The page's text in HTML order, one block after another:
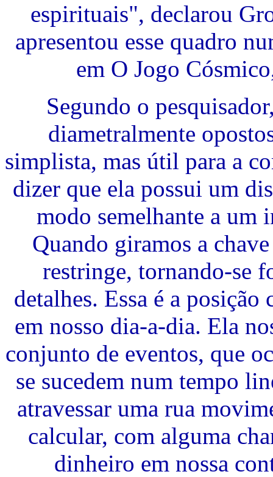
espirituais", declarou
apresentou esse quadro
em O Jogo
Segundo o
diametralmente
simplista, mas útil para a
dizer que ela possui um
modo semelhante a um
Quando giramos a
restringe, tornando-se
detalhes. Essa é a
em nosso dia-a-dia. Ela
conjunto de eventos, que
se sucedem num tempo
atravessar uma rua
calcular, com alguma
dinheiro em nossa